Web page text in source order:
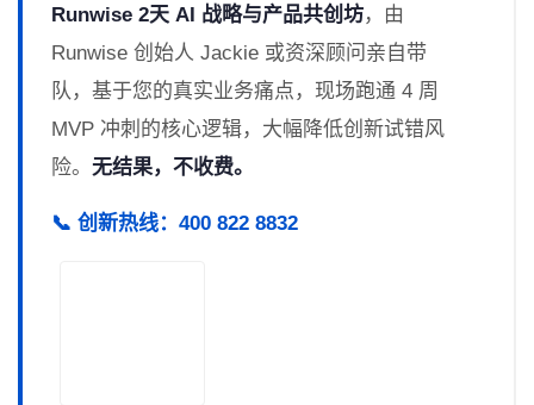
Runwise 2天 AI 战略与产品共创坊，由
Runwise 创始人 Jackie 或资深顾问亲自带
队，基于您的真实业务痛点，现场跑通 4 周
MVP 冲刺的核心逻辑，大幅降低创新试错风
险。 无结果，不收费。
📞 创新热线：400 822 8832